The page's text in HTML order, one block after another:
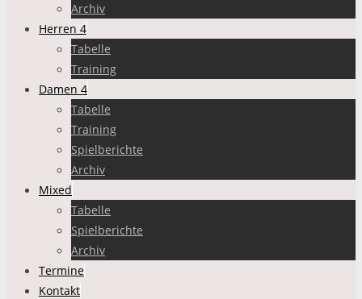
Archiv
Herren 4
Tabelle
Training
Damen 4
Tabelle
Training
Spielberichte
Archiv
Mixed
Tabelle
Spielberichte
Archiv
Termine
Kontakt